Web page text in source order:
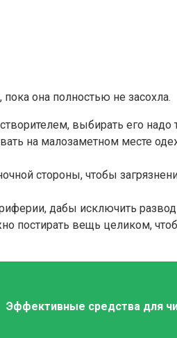
она полностью не засохла.
выбирать его
на малозаметном месте
стороны, чтобы
дабы исключить
постирать вещь целиком,
Эффективные средства для